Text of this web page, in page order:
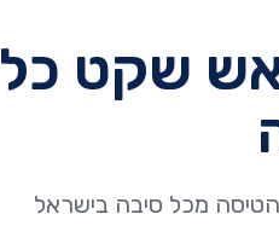
שקט כל
מכל סיבה בישראל